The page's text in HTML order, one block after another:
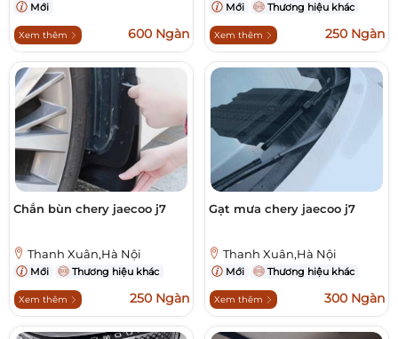
Mới
Xem thêm 600 Ngàn
Mới Thương hiệu khác
Xem thêm 250 Ngàn
Chắn bùn chery jaecoo j7
Thanh Xuân,Hà Nội
Mới Thương hiệu khác
Xem thêm 250 Ngàn
Gạt mưa chery jaecoo j7
Thanh Xuân,Hà Nội
Mới Thương hiệu khác
Xem thêm 300 Ngàn